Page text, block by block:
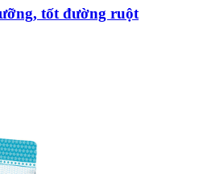
tốt đường ruột